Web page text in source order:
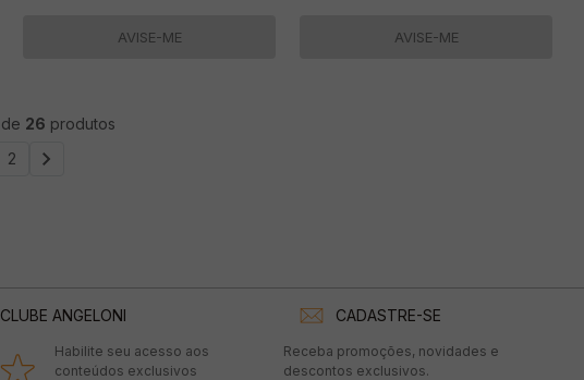
AVISE-ME AVISE-ME
de 26 produtos
2
CLUBE ANGELONI
Habilite seu acesso aos
conteúdos exclusivos
CADASTRE-SE
Receba promoções, novidades e
descontos exclusivos.